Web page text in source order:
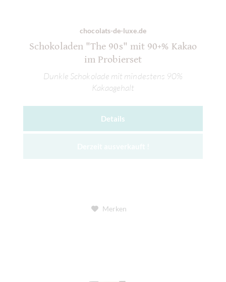
chocolats-de-luxe.de
Schokoladen "The 90s" mit 90+% Kakao
im Probierset
Dunkle Schokolade mit mindestens 90%
Kakaogehalt
Details
Merken